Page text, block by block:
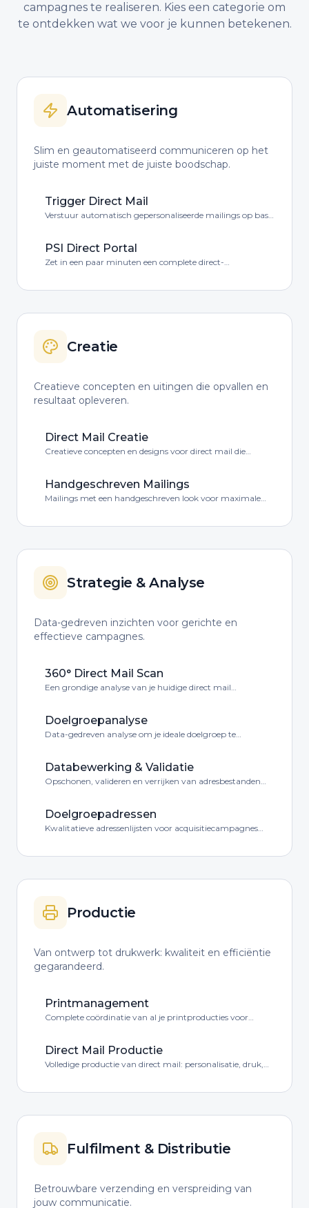
campagnes te realiseren. Kies een categorie om
te ontdekken wat we voor je kunnen betekenen.
Automatisering
Slim en geautomatiseerd communiceren op het
juiste moment met de juiste boodschap.
Trigger Direct Mail
Verstuur automatisch gepersonaliseerde mailings op basis
PSI Direct Portal
Zet in een paar minuten een complete direct-
Creatie
Creatieve concepten en uitingen die opvallen en
resultaat opleveren.
Direct Mail Creatie
Creatieve concepten en designs voor direct mail die
Handgeschreven Mailings
Mailings met een handgeschreven look voor maximale
Strategie & Analyse
Data-gedreven inzichten voor gerichte en
effectieve campagnes.
360° Direct Mail Scan
Een grondige analyse van je huidige direct mail
Doelgroepanalyse
Data-gedreven analyse om je ideale doelgroep te
Databewerking & Validatie
Opschonen, valideren en verrijken van adresbestanden
Doelgroepadressen
Kwalitatieve adressenlijsten voor acquisitiecampagnes
Productie
Van ontwerp tot drukwerk: kwaliteit en efficiëntie
gegarandeerd.
Printmanagement
Complete coördinatie van al je printproducties voor
Direct Mail Productie
Volledige productie van direct mail: personalisatie, druk,
Fulfilment & Distributie
Betrouwbare verzending en verspreiding van
jouw communicatie.